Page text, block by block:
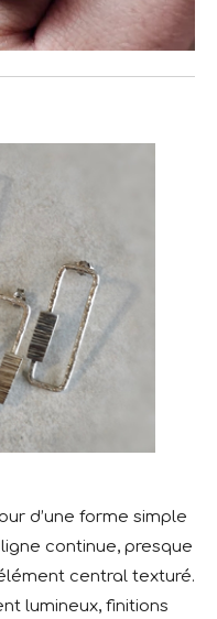
d’une forme simple
continue, presque
central texturé.
lumineux, finitions